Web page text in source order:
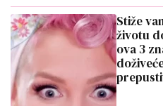
Stiže
životu
ova 3